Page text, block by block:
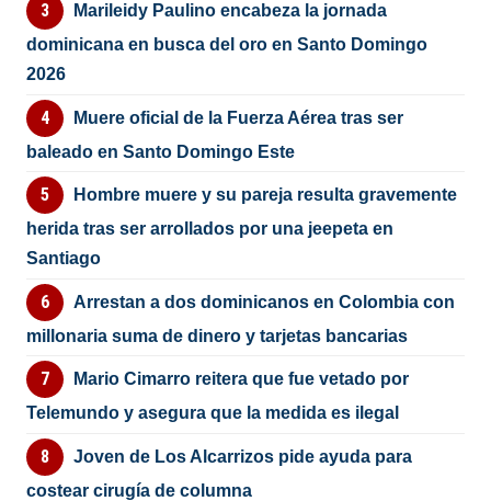
Marileidy Paulino encabeza la jornada
dominicana en busca del oro en Santo Domingo
2026
Muere oficial de la Fuerza Aérea tras ser
baleado en Santo Domingo Este
Hombre muere y su pareja resulta gravemente
herida tras ser arrollados por una jeepeta en
Santiago
Arrestan a dos dominicanos en Colombia con
millonaria suma de dinero y tarjetas bancarias
Mario Cimarro reitera que fue vetado por
Telemundo y asegura que la medida es ilegal
Joven de Los Alcarrizos pide ayuda para
costear cirugía de columna